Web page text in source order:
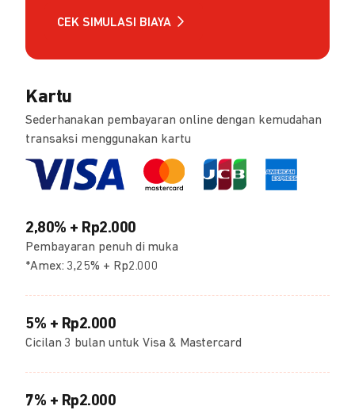
CEK SIMULASI BIAYA
Kartu
Sederhanakan pembayaran online dengan kemudahan
transaksi menggunakan kartu
2,80% + Rp2.000
Pembayaran penuh di muka
*Amex: 3,25% + Rp2.000
5% + Rp2.000
Cicilan 3 bulan untuk Visa & Mastercard
7% + Rp2.000